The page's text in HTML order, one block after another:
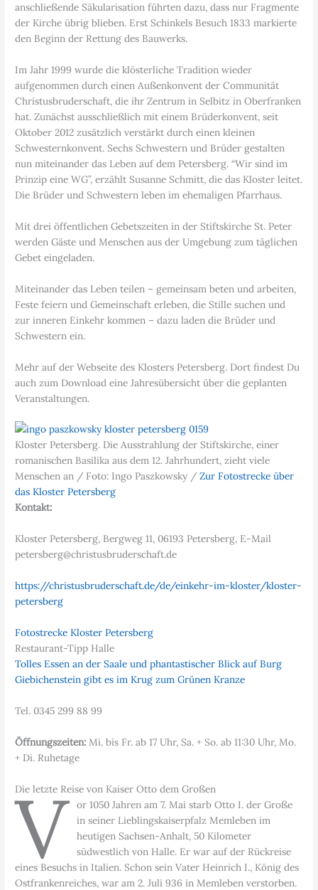
anschließende Säkularisation führten dazu, dass nur Fragmente
der Kirche übrig blieben. Erst Schinkels Besuch 1833 markierte
den Beginn der Rettung des Bauwerks.
Im Jahr 1999 wurde die klösterliche Tradition wieder
aufgenommen durch einen Außenkonvent der Communität
Christusbruderschaft, die ihr Zentrum in Selbitz in Oberfranken
hat. Zunächst ausschließlich mit einem Brüderkonvent, seit
Oktober 2012 zusätzlich verstärkt durch einen kleinen
Schwesternkonvent. Sechs Schwestern und Brüder gestalten
nun miteinander das Leben auf dem Petersberg. “Wir sind im
Prinzip eine WG”, erzählt Susanne Schmitt, die das Kloster leitet.
Die Brüder und Schwestern leben im ehemaligen Pfarrhaus.
Mit drei öffentlichen Gebetszeiten in der Stiftskirche St. Peter
werden Gäste und Menschen aus der Umgebung zum täglichen
Gebet eingeladen.
Miteinander das Leben teilen – gemeinsam beten und arbeiten,
Feste feiern und Gemeinschaft erleben, die Stille suchen und
zur inneren Einkehr kommen – dazu laden die Brüder und
Schwestern ein.
Mehr auf der Webseite des Klosters Petersberg. Dort findest Du
auch zum Download eine Jahresübersicht über die geplanten
Veranstaltungen.
Kloster Petersberg. Die Ausstrahlung der Stiftskirche, einer
romanischen Basilika aus dem 12. Jahrhundert, zieht viele
Menschen an / Foto: Ingo Paszkowsky /Zur Fotostrecke über
das Kloster Petersberg
Kontakt:
Kloster Petersberg, Bergweg 11, 06193 Petersberg, E-Mail
petersberg@christusbruderschaft.de
https://christusbruderschaft.de/de/einkehr-im-kloster/kloster-
petersberg
Fotostrecke Kloster Petersberg
Restaurant-Tipp Halle
Tolles Essen an der Saale und phantastischer Blick auf Burg
Giebichenstein gibt es im Krug zum Grünen Kranze
Tel. 0345 299 88 99
Öffnungszeiten:Mi. bis Fr. ab 17 Uhr, Sa. + So. ab 11:30 Uhr, Mo.
+ Di. Ruhetage
Die letzte Reise von Kaiser Otto dem Großen
V
or 1050 Jahren am 7. Mai starb Otto I. der Große
in seiner Lieblingskaiserpfalz Memleben im
heutigen Sachsen-Anhalt, 50 Kilometer
südwestlich von Halle. Er war auf der Rückreise
eines Besuchs in Italien. Schon sein Vater Heinrich I., König des
Ostfrankenreiches, war am 2. Juli 936 in Memleben verstorben.